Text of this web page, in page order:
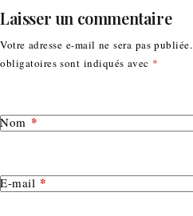
Laisser un commentaire
Votre adresse e-mail ne sera pas publiée.
obligatoires sont indiqués avec *
Nom *
E-mail *